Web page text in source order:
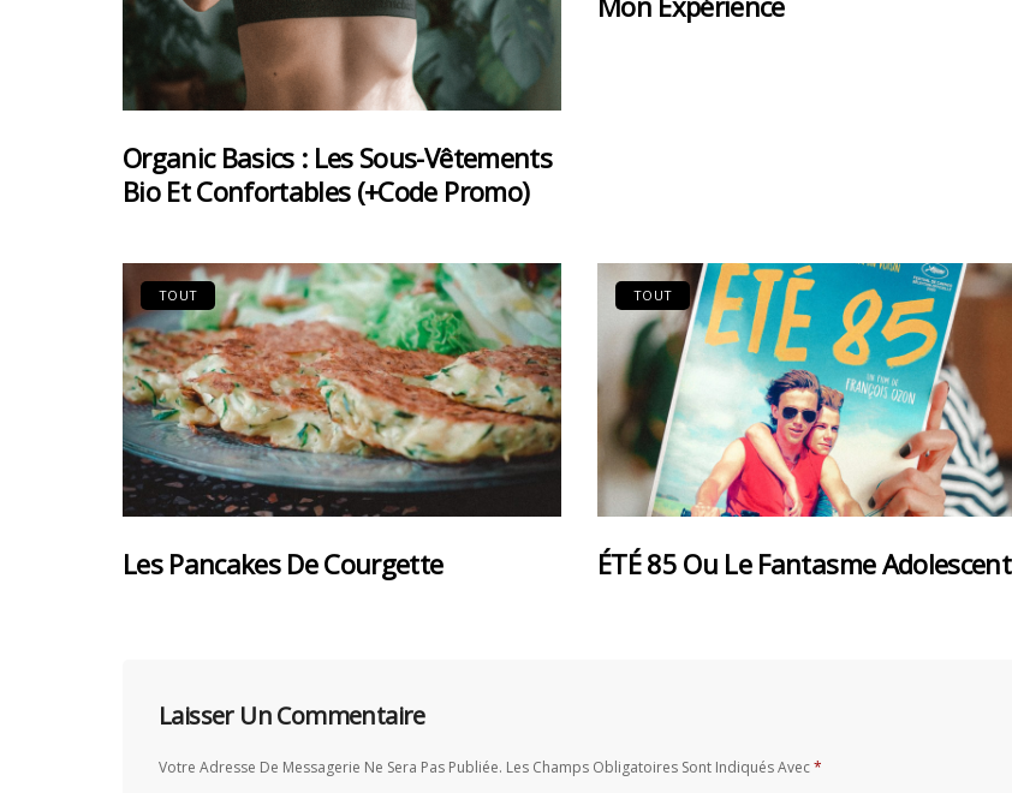
Organic Basics : Les Sous-Vêtements
Bio Et Confortables (+code Promo)
TOUT
Les Pancakes De Courgette
TOUT
ÉTÉ 85 Ou Le Fantasme Adolescent
Laisser Un Commentaire
Votre Adresse De Messagerie Ne Sera Pas Publiée. Les Champs Obligatoires Sont Indiqués Avec*